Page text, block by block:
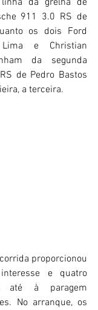
911 3.0 RS de
os dois Ford
e Christian
da segunda
de Pedro Bastos
a terceira.
proporcionou
e quatro
até à paragem
No arranque, os